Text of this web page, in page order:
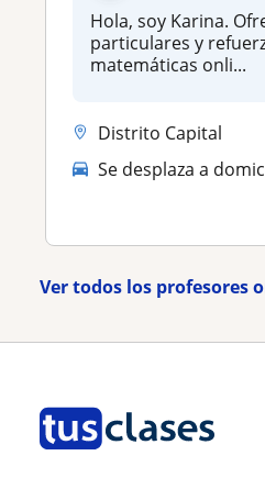
Hola, soy Karina.
particulares y
matemáticas onli...
Distrito Capital
Se desplaza a
Ver todos los profesores